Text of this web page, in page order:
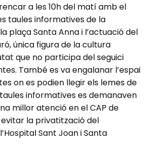
a les 10h del matí amb el
taules informatives de la
plaça Santa Anna i l’actuació del
única figura de la cultura
que no participa del seguici
També es va engalanar l’espai
on es podien llegir els lemes de
informatives es demanaven
millor atenció en el CAP de
la privatització del
Sant Joan i Santa